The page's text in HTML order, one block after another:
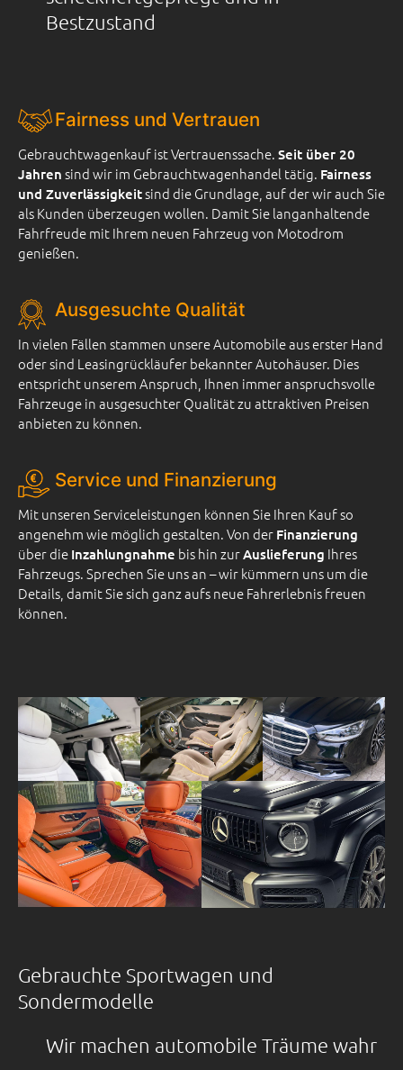
Bestzustand
Fairness und Vertrauen
Gebrauchtwagenkauf ist Vertrauenssache. Seit über 20
Jahren sind wir im Gebrauchtwagenhandel tätig. Fairness
und Zuverlässigkeitsind die Grundlage, auf der wir auch Sie
als Kunden überzeugen wollen. Damit Sie langanhaltende
Fahrfreude mit Ihrem neuen Fahrzeug von Motodrom
genießen.
Ausgesuchte Qualität
In vielen Fällen stammen unsere Automobile aus erster Hand
oder sind Leasingrückläufer bekannter Autohäuser. Dies
entspricht unserem Anspruch, Ihnen immer anspruchsvolle
Fahrzeuge in ausgesuchter Qualität zu attraktiven Preisen
anbieten zu können.
Service und Finanzierung
Mit unseren Serviceleistungen können Sie Ihren Kauf so
angenehm wie möglich gestalten. Von der Finanzierung
über die Inzahlungnahme bis hin zurAuslieferung Ihres
Fahrzeugs. Sprechen Sie uns an – wir kümmern uns um die
Details, damit Sie sich ganz aufs neue Fahrerlebnis freuen
können.
Gebrauchte Sportwagen und
Sondermodelle
Wir machen automobile Träume wahr